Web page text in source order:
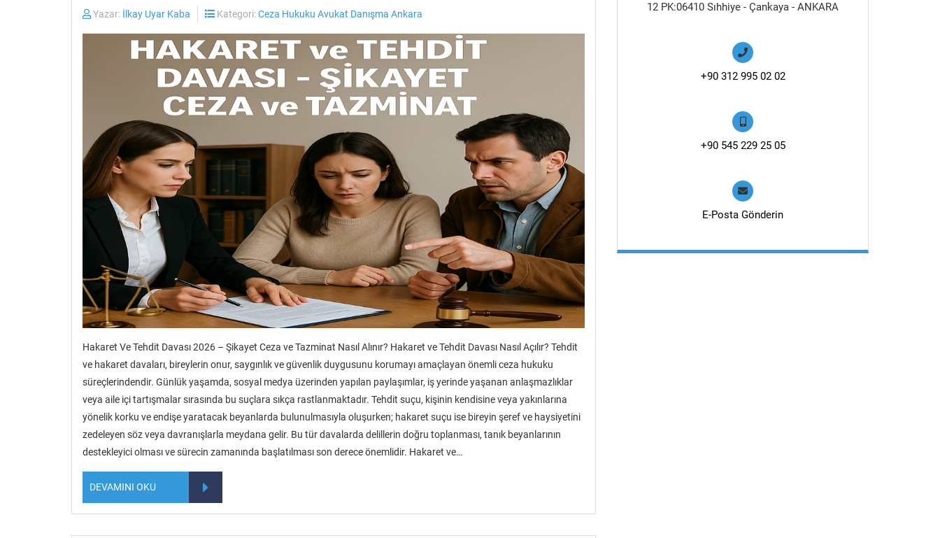
Yazar: İlkay Uyar Kaba Kategori:Ceza Hukuku Avukat Danışma Ankara
Hakaret Ve Tehdit Davası 2026 – Şikayet Ceza ve Tazminat Nasıl Alınır? Hakaret ve Tehdit Davası Nasıl Açılır? Tehdit
ve hakaret davaları, bireylerin onur, saygınlık ve güvenlik duygusunu korumayı amaçlayan önemli ceza hukuku
süreçlerindendir. Günlük yaşamda, sosyal medya üzerinden yapılan paylaşımlar, iş yerinde yaşanan anlaşmazlıklar
veya aile içi tartışmalar sırasında bu suçlara sıkça rastlanmaktadır. Tehdit suçu, kişinin kendisine veya yakınlarına
yönelik korku ve endişe yaratacak beyanlarda bulunulmasıyla oluşurken; hakaret suçu ise bireyin şeref ve haysiyetini
zedeleyen söz veya davranışlarla meydana gelir. Bu tür davalarda delillerin doğru toplanması, tanık beyanlarının
destekleyici olması ve sürecin zamanında başlatılması son derece önemlidir. Hakaret ve…
DEVAMINI OKU
12 PK:06410 Sıhhiye - Çankaya - ANKARA
+90 312 995 02 02
+90 545 229 25 05
E-Posta Gönderin